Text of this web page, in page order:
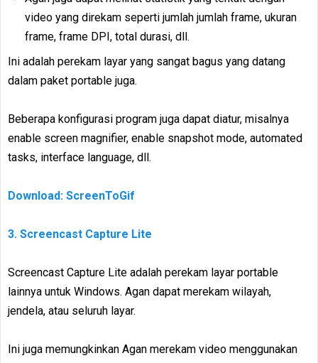
video yang direkam seperti jumlah jumlah frame, ukuran
frame, frame DPI, total durasi, dll.
Ini adalah perekam layar yang sangat bagus yang datang
dalam paket portable juga.
Beberapa konfigurasi program juga dapat diatur, misalnya
enable screen magnifier, enable snapshot mode, automated
tasks, interface language, dll.
Download: ScreenToGif
3. Screencast Capture Lite
Screencast Capture Lite adalah perekam layar portable
lainnya untuk Windows. Agan dapat merekam wilayah,
jendela, atau seluruh layar.
Ini juga memungkinkan Agan merekam video menggunakan